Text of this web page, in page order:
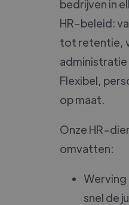
bedrijven in
HR-beleid:
tot retentie,
Flexibel,
op maat.
Onze HR-
omvatten:
Werving
snel de